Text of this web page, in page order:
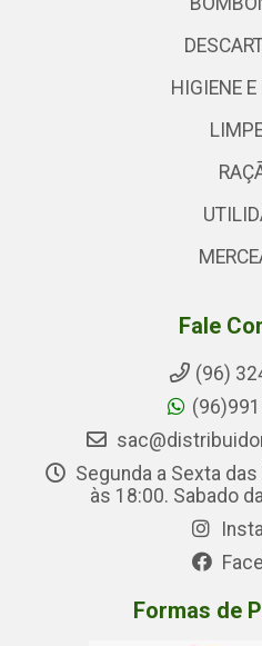
HIGIENE
Fale
(96)
Segunda a Sexta
às 18:00. Sabado
Formas de